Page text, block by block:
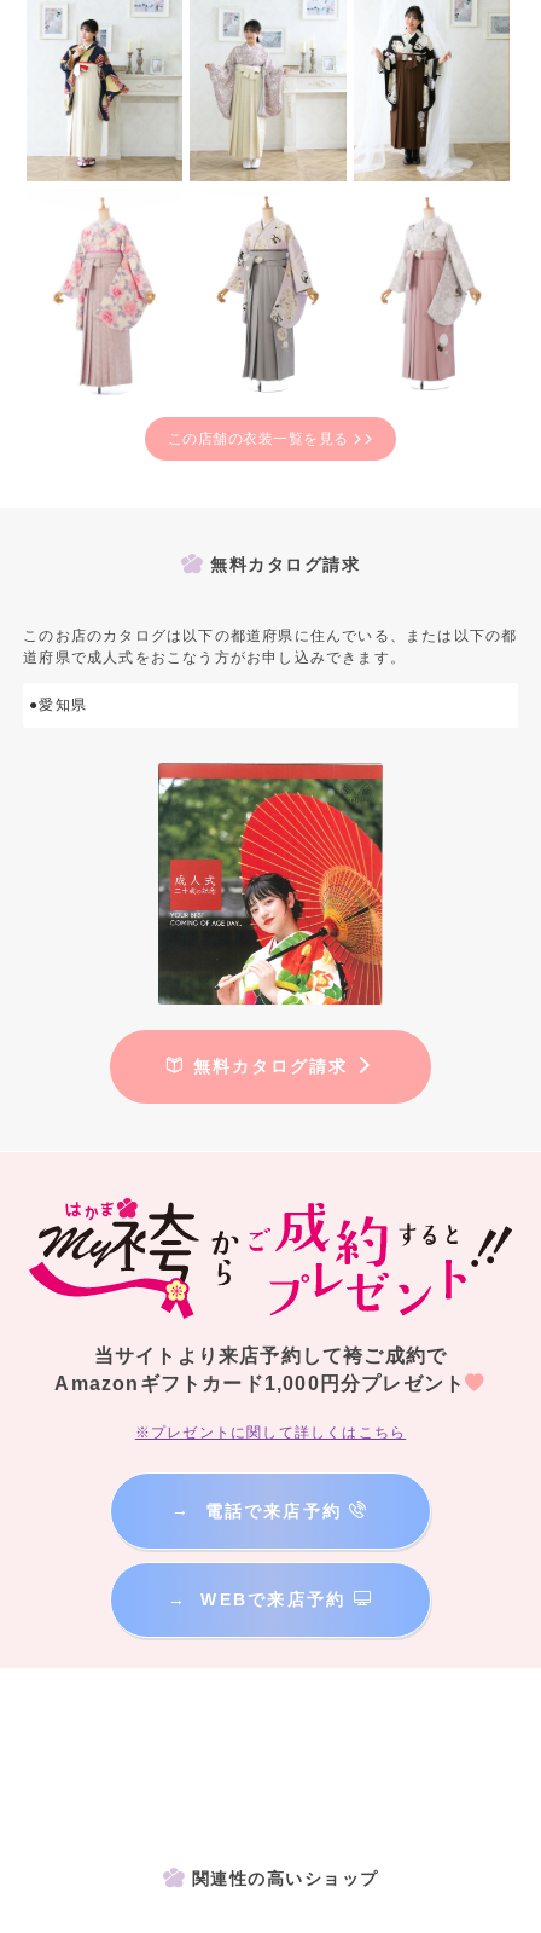
この店舗の衣装一覧を見る
無料カタログ請求
このお店のカタログは以下の都道府県に住んでいる、または以下の都
道府県で成人式をおこなう方がお申し込みできます。
●愛知県
無料カタログ請求
当サイトより来店予約して袴ご成約で
Amazonギフトカード1,000円分プレゼント
※プレゼントに関して詳しくはこちら
→ 電話で来店予約
→ WEBで来店予約
関連性の高いショップ